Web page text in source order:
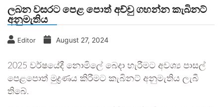
ලබන වසරට පෙළ පොත් අච්චු ගහන්න කැබිනට්
අනුමැතිය
Editor August 27, 2024
2025 වර්ෂයේදී නොමිලේ බෙදා හැරීමට අවශ්‍ය පාසල්
පෙළපොත් මුද්‍රණය කිරීමට කැබිනට් අනුමැතිය ලැබී
තිබේ.